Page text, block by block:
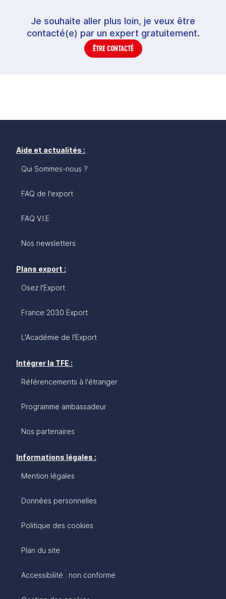
Je souhaite aller plus loin, je veux être
contacté(e) par un expert gratuitement.
ÊTRE CONTACTÉ
Aide et actualités :
Qui Sommes-nous ?
FAQ de l'export
FAQ V.I.E
Nos newsletters
Plans export :
Osez l'Export
France 2030 Export
L'Académie de l'Export
Intégrer la TFE :
Référencements à l'étranger
Programme ambassadeur
Nos partenaires
Informations légales :
Mention légales
Données personnelles
Politique des cookies
Plan du site
Accessibilité : non conforme